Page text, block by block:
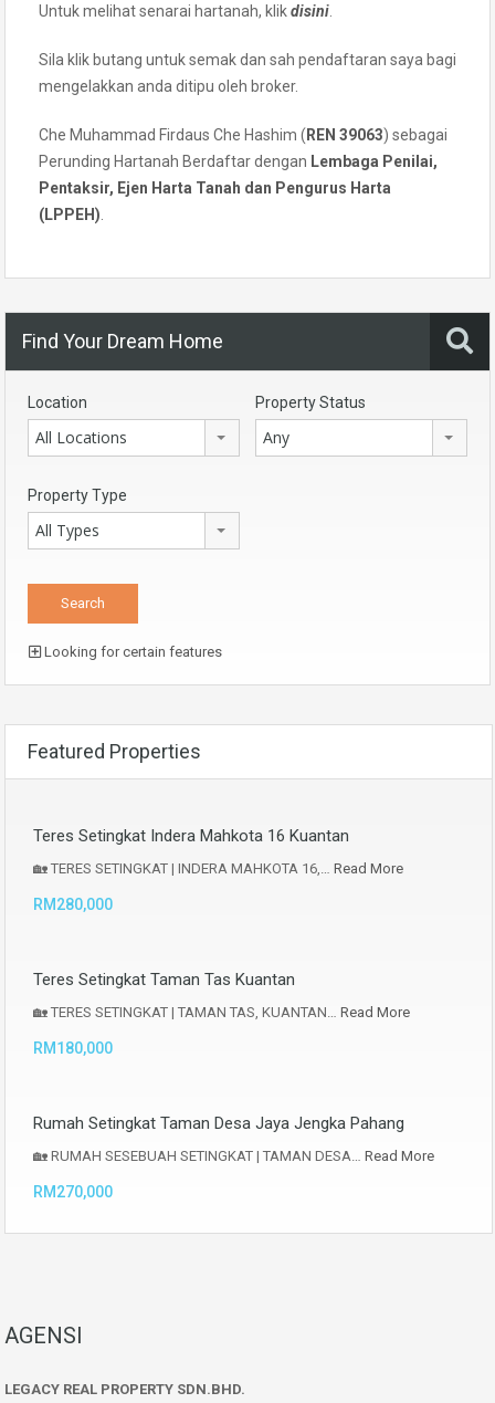
Untuk melihat senarai hartanah, klikdisini
Sila klik butang untuk semak dan sah pendaftaran saya bagi
mengelakkan anda ditipu oleh broker.
Che Muhammad Firdaus Che Hashim ( REN 39063) sebagai
Perunding Hartanah Berdaftar dengan Lembaga Penilai,
Pentaksir, Ejen Harta Tanah dan Pengurus Harta
(LPPEH)
Find Your Dream Home
Location
All Locations
Property Status
Any
Property Type
All Types
Looking for certain features
Featured Properties
Teres Setingkat Indera Mahkota 16 Kuantan
🏡 TERES SETINGKAT | INDERA MAHKOTA 16,… Read More
RM280,000
Teres Setingkat Taman Tas Kuantan
🏡 TERES SETINGKAT | TAMAN TAS, KUANTAN… Read More
RM180,000
Rumah Setingkat Taman Desa Jaya Jengka Pahang
🏡 RUMAH SESEBUAH SETINGKAT | TAMAN DESA… Read More
RM270,000
AGENSI
LEGACY REAL PROPERTY SDN.BHD.